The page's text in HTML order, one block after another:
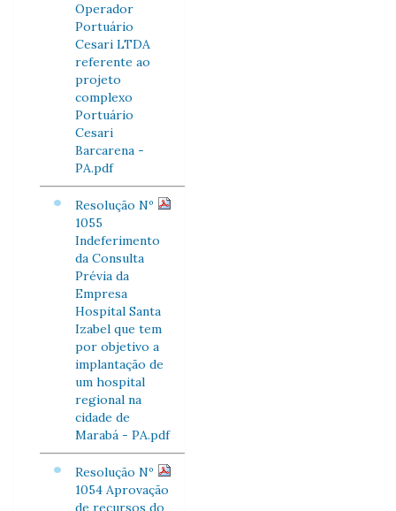
Operador
Portuário
Cesari LTDA
referente ao
projeto
complexo
Portuário
Cesari
Barcarena -
PA.pdf
Resolução Nº
1055
Indeferimento
da Consulta
Prévia da
Empresa
Hospital Santa
Izabel que tem
por objetivo a
implantação de
um hospital
regional na
cidade de
Marabá - PA.pdf
Resolução Nº
1054 Aprovação
de recursos do